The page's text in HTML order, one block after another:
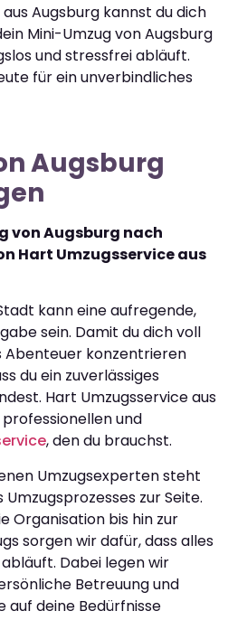
Augsburg kannst du dich
Mini-Umzug von Augsburg
und stressfrei abläuft.
für ein unverbindliches
Augsburg
von Augsburg nach
Hart Umzugsservice aus
kann eine aufregende,
sein. Damit du dich voll
Abenteuer konzentrieren
du ein zuverlässiges
Hart Umzugsservice aus
und
, den du brauchst.
Umzugsexperten steht
zur Seite.
Organisation bis hin zur
sorgen wir dafür, dass alles
Dabei legen wir
Betreuung und
auf deine Bedürfnisse